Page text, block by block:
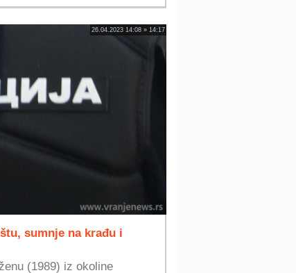
26.04.2023 14:08 » 14:17
sumnje na krađu i
(1989) iz okoline